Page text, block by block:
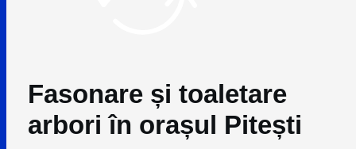
Fasonare și toaletare
arbori în orașul Pitești